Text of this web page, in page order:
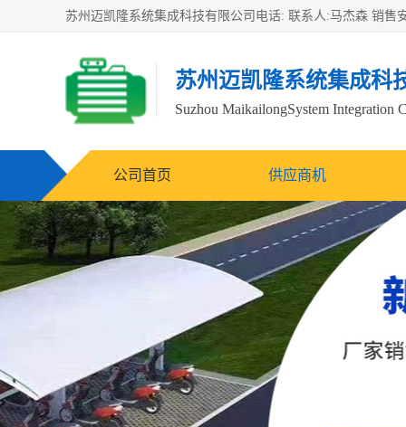
苏州迈凯隆系统集成科
Suzhou MaikailongSystem Integration
公司首页 供应商机